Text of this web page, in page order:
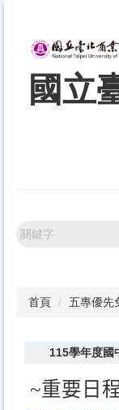
國立
首頁 五專優先
115學年度國
~重要日